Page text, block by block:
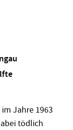
Jahre 1963
tödlich